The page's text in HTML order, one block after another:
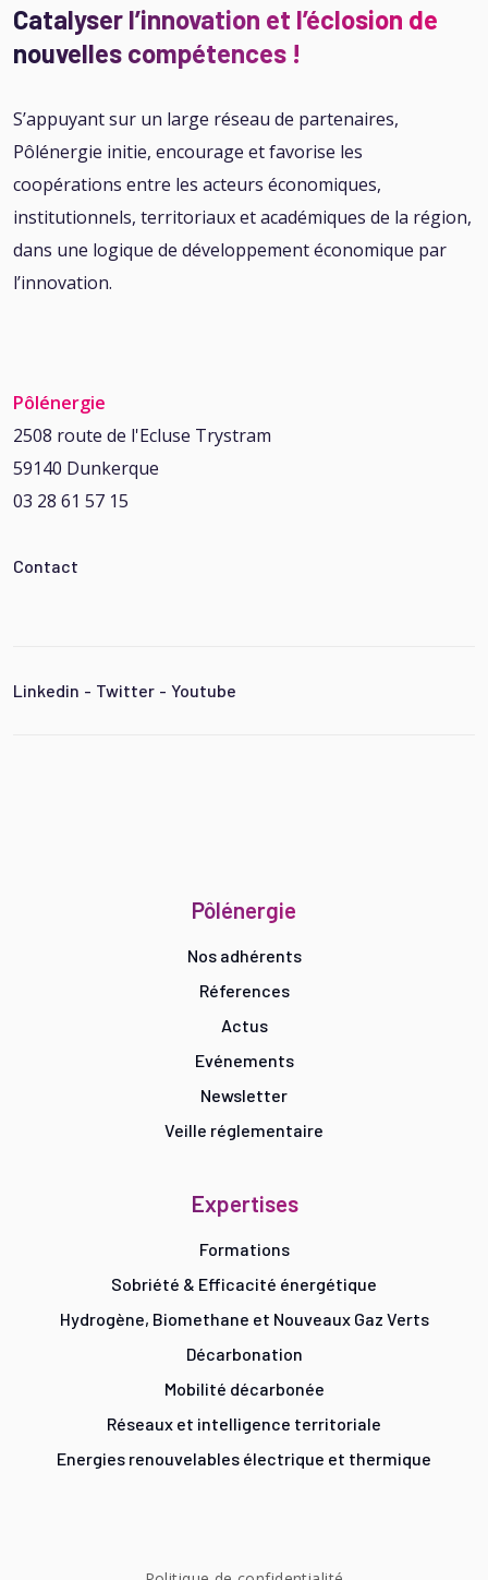
Catalyser l’innovation et l’éclosion de
nouvelles compétences !
S’appuyant sur un large réseau de partenaires,
Pôlénergie initie, encourage et favorise les
coopérations entre les acteurs économiques,
institutionnels, territoriaux et académiques de la région,
dans une logique de développement économique par
l’innovation.
Pôlénergie
2508 route de l'Ecluse Trystram
59140 Dunkerque
03 28 61 57 15
Contact
Linkedin - Twitter - Youtube
Pôlénergie
Nos adhérents
Réferences
Actus
Evénements
Newsletter
Veille réglementaire
Expertises
Formations
Sobriété & Efficacité énergétique
Hydrogène, Biomethane et Nouveaux Gaz Verts
Décarbonation
Mobilité décarbonée
Réseaux et intelligence territoriale
Energies renouvelables électrique et thermique